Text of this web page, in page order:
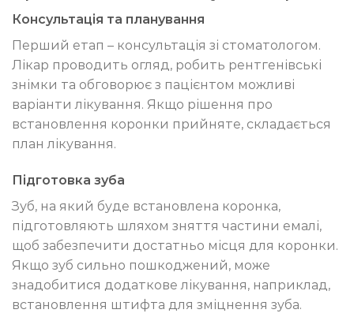
Консультація та планування
Перший етап – консультація зі стоматологом.
Лікар проводить огляд, робить рентгенівські
знімки та обговорює з пацієнтом можливі
варіанти лікування. Якщо рішення про
встановлення коронки прийняте, складається
план лікування.
Підготовка зуба
Зуб, на який буде встановлена коронка,
підготовляють шляхом зняття частини емалі,
щоб забезпечити достатньо місця для коронки.
Якщо зуб сильно пошкоджений, може
знадобитися додаткове лікування, наприклад,
встановлення штифта для зміцнення зуба.